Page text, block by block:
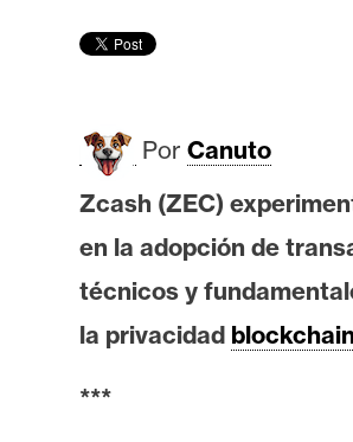
m
I
A
A
n
l
Por Canuto
Zcash (ZEC)
en la adopción de
técnicos y
la privacidad
***